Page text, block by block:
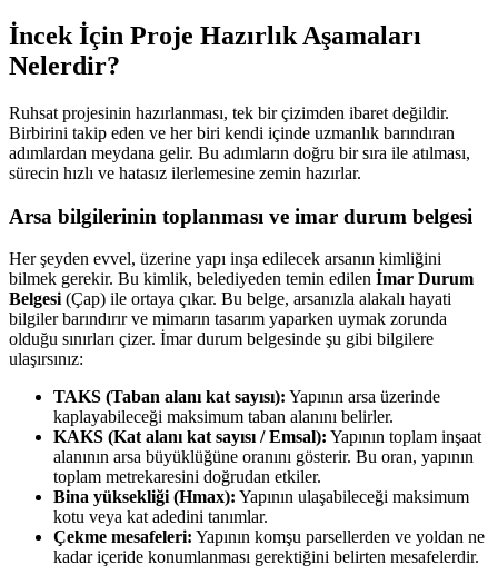
İncek İçin Proje Hazırlık Aşamaları
Nelerdir?
Ruhsat projesinin hazırlanması, tek bir çizimden ibaret değildir.
Birbirini takip eden ve her biri kendi içinde uzmanlık barındıran
adımlardan meydana gelir. Bu adımların doğru bir sıra ile atılması,
sürecin hızlı ve hatasız ilerlemesine zemin hazırlar.
Arsa bilgilerinin toplanması ve imar durum belgesi
Her şeyden evvel, üzerine yapı inşa edilecek arsanın kimliğini
bilmek gerekir. Bu kimlik, belediyeden temin edilen İmar Durum
Belgesi (Çap) ile ortaya çıkar. Bu belge, arsanızla alakalı hayati
bilgiler barındırır ve mimarın tasarım yaparken uymak zorunda
olduğu sınırları çizer. İmar durum belgesinde şu gibi bilgilere
ulaşırsınız:
TAKS (Taban alanı kat sayısı): Yapının arsa üzerinde
kaplayabileceği maksimum taban alanını belirler.
KAKS (Kat alanı kat sayısı / Emsal): Yapının toplam inşaat
alanının arsa büyüklüğüne oranını gösterir. Bu oran, yapının
toplam metrekaresini doğrudan etkiler.
Bina yüksekliği (Hmax): Yapının ulaşabileceği maksimum
kotu veya kat adedini tanımlar.
Çekme mesafeleri: Yapının komşu parsellerden ve yoldan ne
kadar içeride konumlanması gerektiğini belirten mesafelerdir.